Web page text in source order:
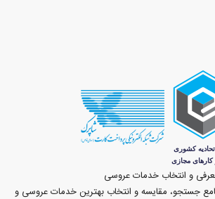
و انتخاب خدمات عروسی
جستجو، مقایسه و انتخاب بهترین خدمات عروسی و